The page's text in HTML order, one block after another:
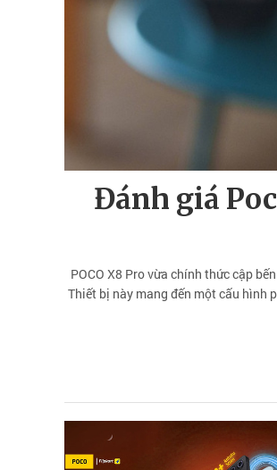
Đánh giá
POCO X8 Pro vừa chính thức cập
Thiết bị này mang đến một cấu hình